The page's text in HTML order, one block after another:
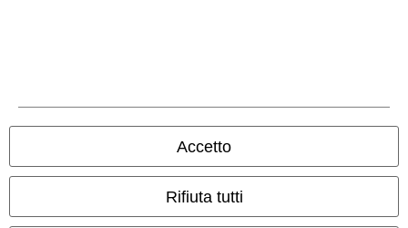
Accetto
Rifiuta tutti
Gli altri shop EMP nel mondo
EMP International